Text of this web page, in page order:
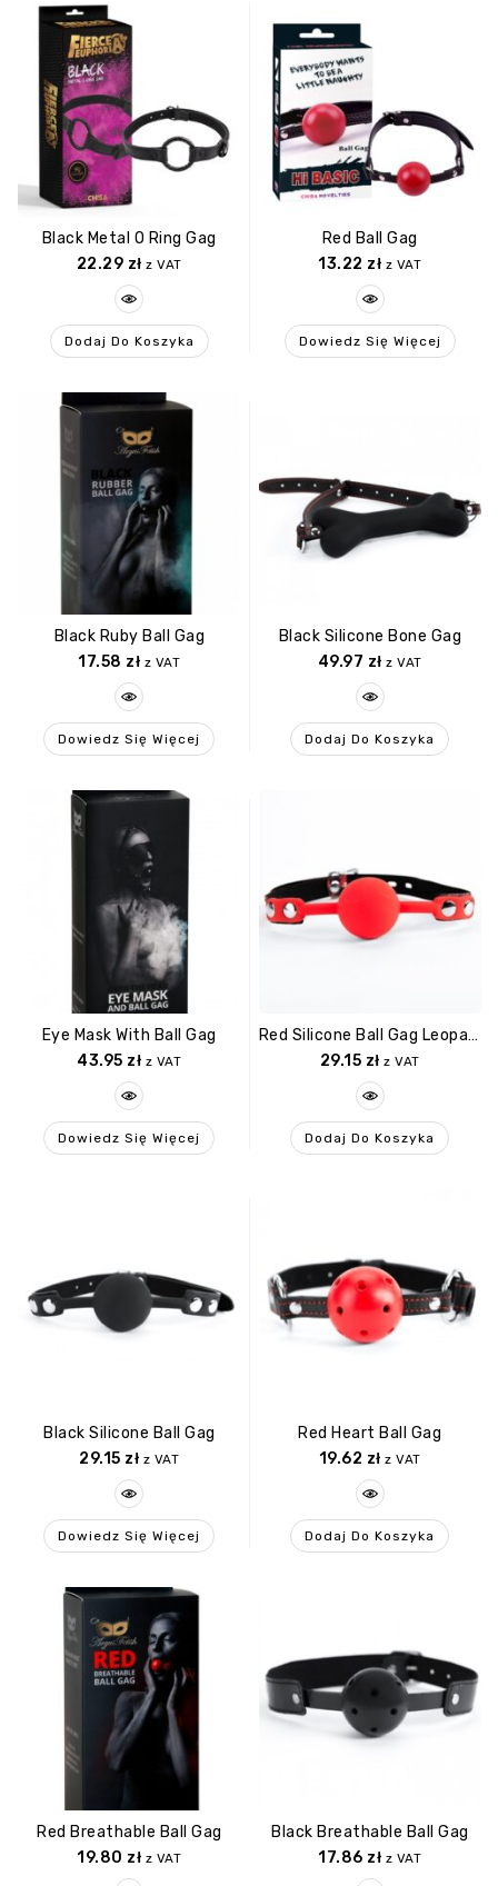
Black Metal O Ring Gag
22.29 zł z VAT
Dodaj Do Koszyka
Red Ball Gag
13.22 zł z VAT
Dowiedz Się Więcej
Black Ruby Ball Gag
17.58 zł z VAT
Dowiedz Się Więcej
Black Silicone Bone Gag
49.97 zł z VAT
Dodaj Do Koszyka
Eye Mask With Ball Gag
43.95 zł z VAT
Dowiedz Się Więcej
Red Silicone Ball Gag Leopard
29.15 zł z VAT
Dodaj Do Koszyka
Black Silicone Ball Gag
29.15 zł z VAT
Dowiedz Się Więcej
Red Heart Ball Gag
19.62 zł z VAT
Dodaj Do Koszyka
Red Breathable Ball Gag
19.80 zł z VAT
Black Breathable Ball Gag
17.86 zł z VAT